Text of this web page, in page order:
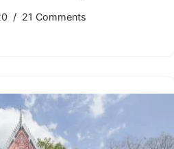
21 Comments